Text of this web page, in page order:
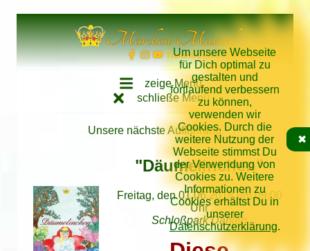
Direkt zum Inhalt springen
Um unsere Webseite
für Dich optimal zu
gestalten und
fortlaufend verbessern
zu können,
verwenden wir
Cookies. Durch die
weitere Nutzung der
Webseite stimmst Du
der Verwendung von
Cookies zu. Weitere
Informationen zu
Cookies erhältst Du in
unserer
Datenschutzerklärung.
✖
Märchen-Musical
Tickethotline: 034262/62640
zeige Menü
schließe Menü
Unsere nächste Aufführung
"Däumelinchen"
Freitag, den 01.06.2018 um 09:00
Uhr
Schloßpark Dahlen